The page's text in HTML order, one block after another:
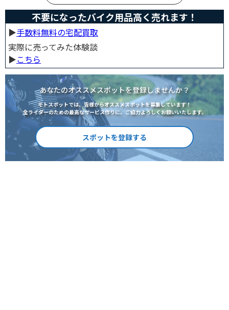
不要になったバイク用品高く売れます！
▶︎手数料無料の宅配買取
実際に売ってみた体験談
▶︎こちら
あなたのオススメスポットを登録しませんか？
モトスポットでは、皆様からオススメスポットを募集しています！
全ライダーのための最高なサービス作りに、ご協力よろしくお願いいたします。
スポットを登録する